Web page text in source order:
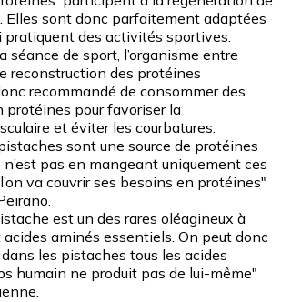
Elles sont donc parfaitement adaptées
pratiquent des activités sportives.
séance de sport, l’organisme entre
reconstruction des protéines
recommandé de consommer des
protéines pour favoriser la
et éviter les courbatures.
sont une source de protéines
pas en mangeant uniquement ces
va couvrir ses besoins en protéines"
est un des rares oléagineux à
aminés essentiels. On peut donc
les pistaches tous les acides
humain ne produit pas de lui-même"